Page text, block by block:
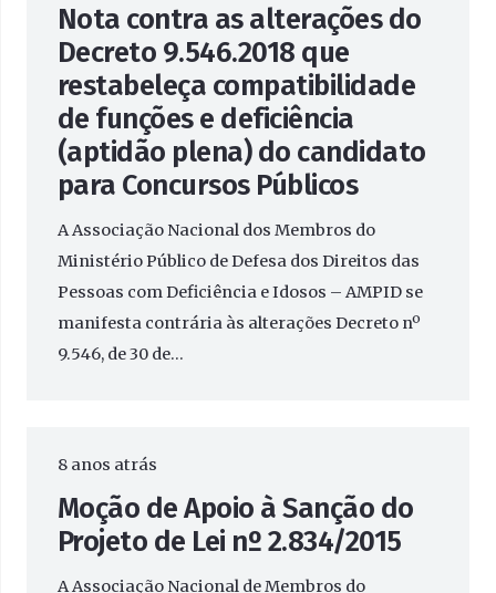
Nota contra as alterações do
Decreto 9.546.2018 que
restabeleça compatibilidade
de funções e deficiência
(aptidão plena) do candidato
para Concursos Públicos
A Associação Nacional dos Membros do
Ministério Público de Defesa dos Direitos das
Pessoas com Deficiência e Idosos – AMPID se
manifesta contrária às alterações Decreto nº
9.546, de 30 de…
8 anos atrás
Moção de Apoio à Sanção do
Projeto de Lei nº 2.834/2015
A Associação Nacional de Membros do